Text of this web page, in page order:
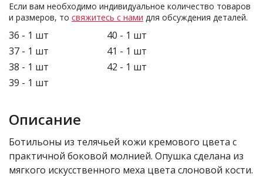
Если вам необходимо индивидуальное количество товаров
и размеров, то свяжитесь с нами для обсуждения деталей.
36 - 1 шт
37 - 1 шт
38 - 1 шт
39 - 1 шт
40 - 1 шт
41 - 1 шт
42 - 1 шт
Описание
Ботильоны из телячьей кожи кремового цвета с
практичной боковой молнией. Опушка сделана из
мягкого искусственного меха цвета слоновой кости.